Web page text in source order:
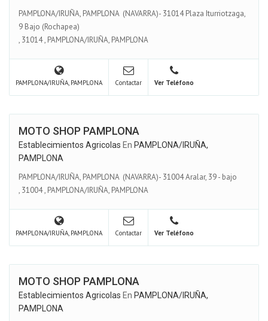
PAMPLONA/IRUÑA, PAMPLONA (NAVARRA)- 31014 Plaza Iturriotzaga,
9 Bajo (Rochapea)
, 31014, PAMPLONA/IRUÑA, PAMPLONA
PAMPLONA/IRUÑA, PAMPLONA Contactar Ver Teléfono
MOTO SHOP PAMPLONA
Establecimientos Agricolas En PAMPLONA/IRUÑA,
PAMPLONA
PAMPLONA/IRUÑA, PAMPLONA (NAVARRA)- 31004 Aralar, 39 - bajo
, 31004, PAMPLONA/IRUÑA, PAMPLONA
PAMPLONA/IRUÑA, PAMPLONA Contactar Ver Teléfono
MOTO SHOP PAMPLONA
Establecimientos Agricolas En PAMPLONA/IRUÑA,
PAMPLONA